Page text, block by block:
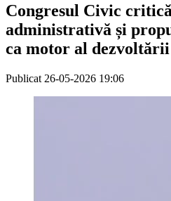
Congresul Civic
administrativă și
ca motor al dezvoltării
Publicat 26-05-2026 19:06